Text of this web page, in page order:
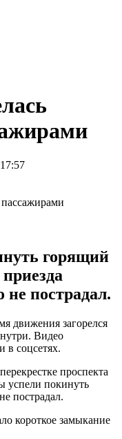
горящий
пострадал.
движения загорелся
Видео
в соцсетях.
проспекта
успели покинуть
пострадал.
короткое замыкание